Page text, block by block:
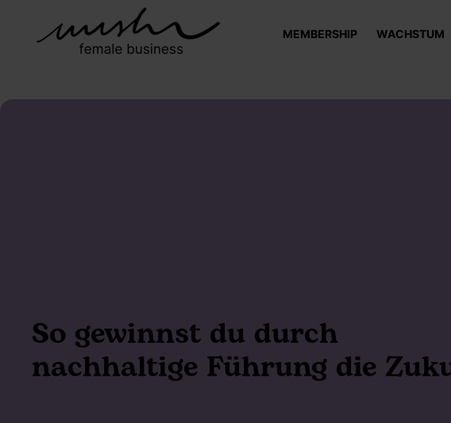
MEMBERSHIP WACHSTUM
So gewinnst du durch
nachhaltige Führung die